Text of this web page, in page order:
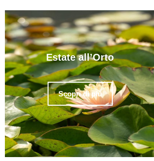
Estate all’Orto
Scopri di più